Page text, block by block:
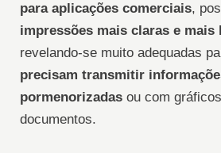
para aplicações comerciais,
impressões mais claras e mais
revelando-se muito adequadas
precisam transmitir
pormenorizadas ou com
documentos.